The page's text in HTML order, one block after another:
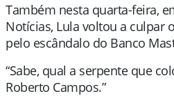
Também nesta quarta-feira,
Notícias, Lula voltou a culpar
pelo escândalo do Banco
“Sabe, qual a serpente que
Roberto Campos.”